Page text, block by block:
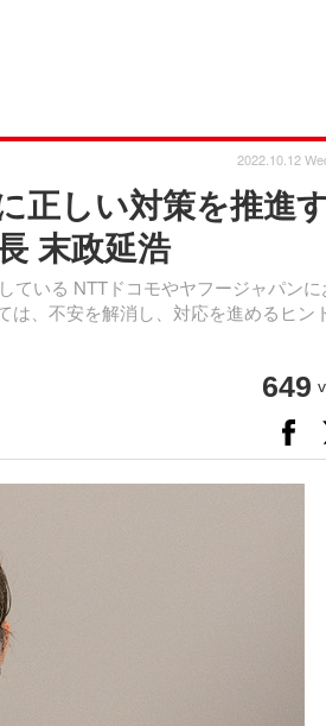
正しい対策を推進
末政延浩
ている NTTドコモやヤフージャパン
は、不安を解消し、対応を進めるヒン
2022.10.12
649